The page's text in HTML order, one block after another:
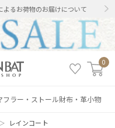
るお荷物のお届けについて
0
フラー・ストール財布・革小物
＞ レインコート